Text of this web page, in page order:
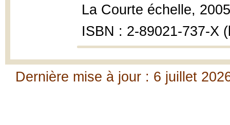
La Courte échelle,
ISBN : 2-89021-737-X
Dernière mise à jour : 6 juillet